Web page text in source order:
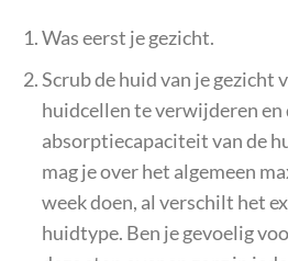
Was eerst je gezicht.
Scrub de huid van je gezicht
huidcellen te verwijderen en
absorptiecapaciteit van de
mag je over het algemeen
week doen, al verschilt het
huidtype. Ben je gevoelig